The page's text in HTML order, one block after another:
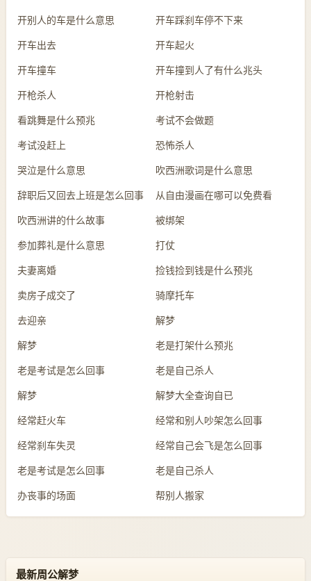
开别人的车是什么意思 开车踩刹车停不下来
开车出去 开车起火
开车撞车 开车撞到人了有什么兆头
开枪杀人 开枪射击
看跳舞是什么预兆 考试不会做题
考试没赶上 恐怖杀人
哭泣是什么意思 吹西洲歌词是什么意思
辞职后又回去上班是怎么回事 从自由漫画在哪可以免费看
吹西洲讲的什么故事 被绑架
参加葬礼是什么意思 打仗
夫妻离婚 捡钱捡到钱是什么预兆
卖房子成交了 骑摩托车
去迎亲 解梦
解梦 老是打架什么预兆
老是考试是怎么回事 老是自己杀人
解梦 解梦大全查询自已
经常赶火车 经常和别人吵架怎么回事
经常刹车失灵 经常自己会飞是怎么回事
老是考试是怎么回事 老是自己杀人
办丧事的场面 帮别人搬家
最新周公解梦